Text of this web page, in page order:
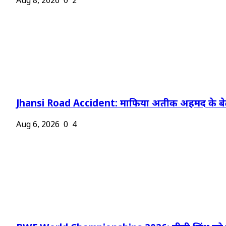
Jhansi Road Accident: माफिया अतीक अहमद के
Aug 6, 2026 0 4